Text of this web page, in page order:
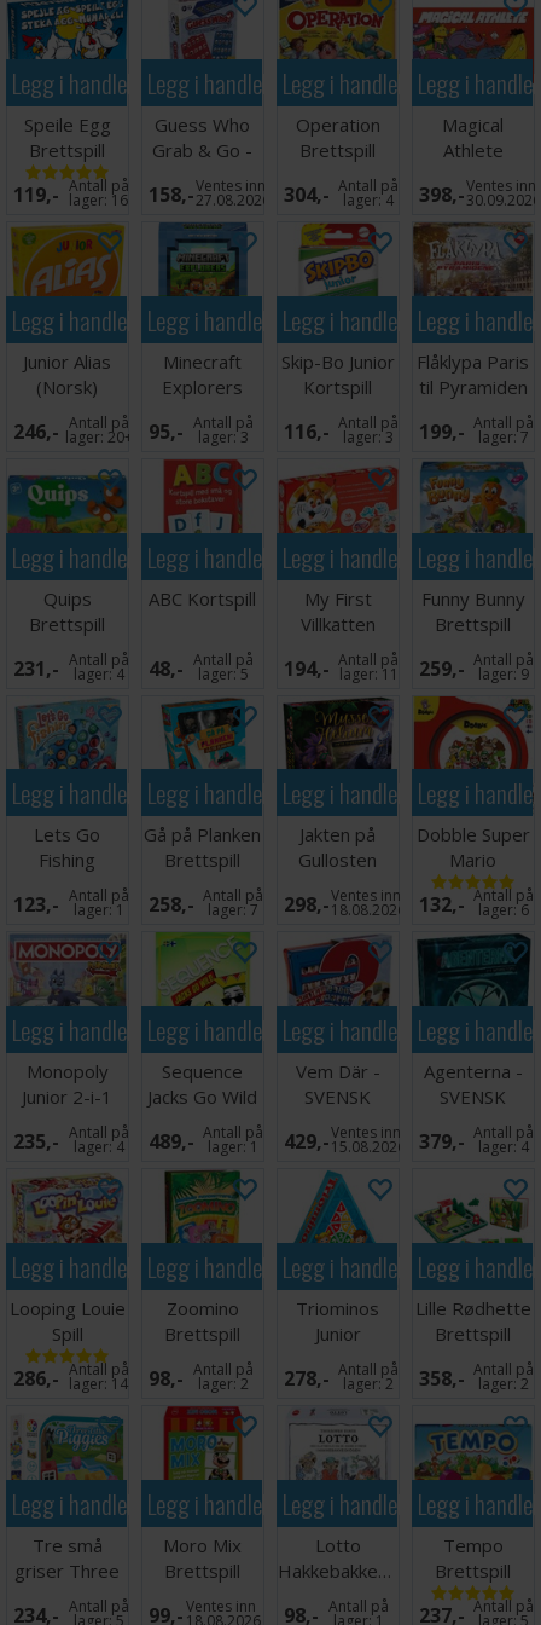
flaks og hvem som kan hogge grisene lengst!
Antall spillere: 2-6
Alder: 7+
Spilletid: 15-20 minutter
Språk: Svensk
Tips: Vi anbefaler kortbeskyttere for å øke levetiden
på kortene i Piggy Piggy. Passende kortbeskyttere
finner duher (108 kort).
Legg i handlekurven
Speile Egg
Brettspill
119,- Antall på
lager: 16
Legg i handlekurven
Guess Who
Grab & Go -
Reiseutgave
158,-Ventes inn
27.08.2026
Legg i handlekurven
Operation
Brettspill
304,- Antall på
lager:4
Legg i
Magical
Athlete
Brettspill
398,-Ventes inn
30.09.2026
Legg i handlekurven
Junior Alias
(Norsk)
Brettspill
246,- Antall på
lager: 20+
Legg i handlekurven
Minecraft
Explorers
Kortspill
95,- Antall på
lager:3
Legg i handlekurven
Skip-Bo Junior
Kortspill
116,- Antall på
lager:3
Legg i
Flåklypa Paris
til Pyramiden
Brettspill
199,- Antall på
lager:7
Legg i handlekurven
Quips
Brettspill
231,- Antall på
lager:4
Legg i handlekurven
ABC Kortspill
48,- Antall på
lager:5
Legg i handlekurven
My First
Villkatten
Brettspill
Norsk
194,- Antall på
lager: 11
Legg i
Funny Bunny
Brettspill
259,- Antall på
lager:9
Legg i handlekurven
Lets Go
Fishing
Brettspill
123,- Antall på
lager:1
Legg i handlekurven
Gå på Planken
Brettspill
258,- Antall på
lager:7
Legg i handlekurven
Jakten på
Gullosten
Brettspill
298,-Ventes inn
18.08.2026
Legg i
Dobble Super
Mario
Brettspill
132,- Antall på
lager:6
Legg i handlekurven
Monopoly
Junior 2-i-1
Brettspill
235,- Antall på
lager:4
Legg i handlekurven
Sequence
Jacks Go Wild
- SVENSK
489,- Antall på
lager:1
Legg i handlekurven
Vem Där -
SVENSK
429,-Ventes inn
15.08.2026
Legg i
Agenterna -
SVENSK
379,- Antall på
lager:4
Legg i handlekurven
Looping Louie
Spill
286,- Antall på
lager: 14
Legg i handlekurven
Zoomino
Brettspill
98,- Antall på
lager:2
Legg i handlekurven
Triominos
Junior
Brettspill -
Norsk
278,- Antall på
lager:2
Legg i
Lille Rødhette
Brettspill
358,- Antall på
lager:2
Legg i handlekurven
Tre små
griser Three
Little Piggies
234,- Antall på
Legg i handlekurven
Moro Mix
Brettspill
99,-Ventes inn
Legg i handlekurven
Lotto
Hakkebakkeskogen
98,- Antall på
Legg i
Tempo
Brettspill
237,- Antall på